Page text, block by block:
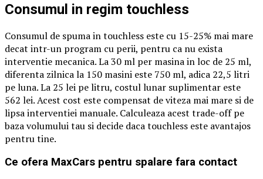
Consumul in regim touchless
Consumul de spuma in touchless este cu 15-25% mai mare
decat intr-un program cu perii, pentru ca nu exista
interventie mecanica. La 30 ml per masina in loc de 25 ml,
diferenta zilnica la 150 masini este 750 ml, adica 22,5 litri
pe luna. La 25 lei pe litru, costul lunar suplimentar este
562 lei. Acest cost este compensat de viteza mai mare si de
lipsa interventiei manuale. Calculeaza acest trade-off pe
baza volumului tau si decide daca touchless este avantajos
pentru tine.
Ce ofera MaxCars pentru spalare fara contact